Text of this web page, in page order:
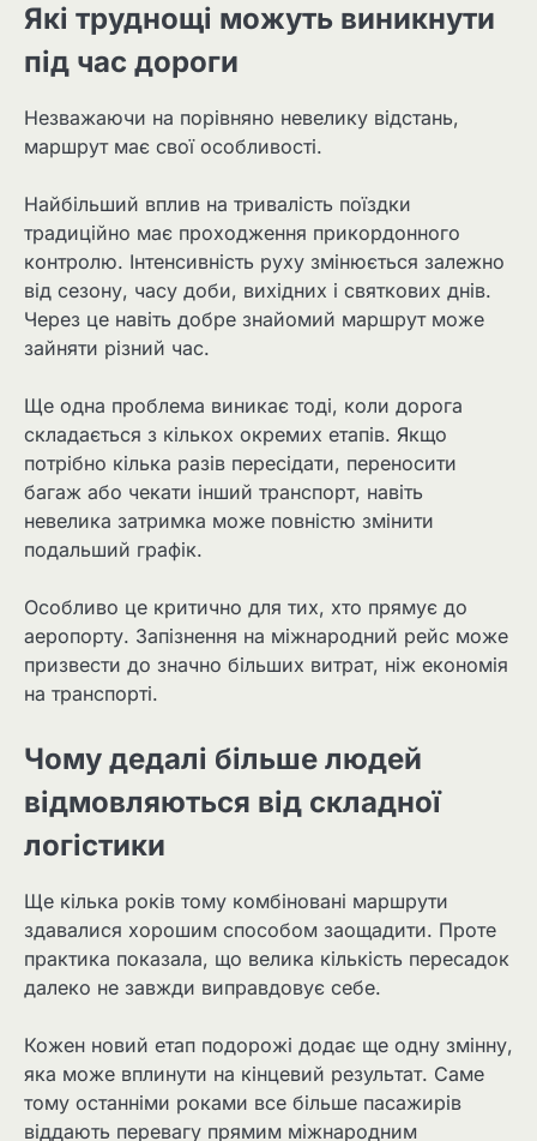
Які труднощі можуть виникнути
під час дороги
Незважаючи на порівняно невелику відстань,
маршрут має свої особливості.
Найбільший вплив на тривалість поїздки
традиційно має проходження прикордонного
контролю. Інтенсивність руху змінюється залежно
від сезону, часу доби, вихідних і святкових днів.
Через це навіть добре знайомий маршрут може
зайняти різний час.
Ще одна проблема виникає тоді, коли дорога
складається з кількох окремих етапів. Якщо
потрібно кілька разів пересідати, переносити
багаж або чекати інший транспорт, навіть
невелика затримка може повністю змінити
подальший графік.
Особливо це критично для тих, хто прямує до
аеропорту. Запізнення на міжнародний рейс може
призвести до значно більших витрат, ніж економія
на транспорті.
Чому дедалі більше людей
відмовляються від складної
логістики
Ще кілька років тому комбіновані маршрути
здавалися хорошим способом заощадити. Проте
практика показала, що велика кількість пересадок
далеко не завжди виправдовує себе.
Кожен новий етап подорожі додає ще одну змінну,
яка може вплинути на кінцевий результат. Саме
тому останніми роками все більше пасажирів
віддають перевагу прямим міжнародним